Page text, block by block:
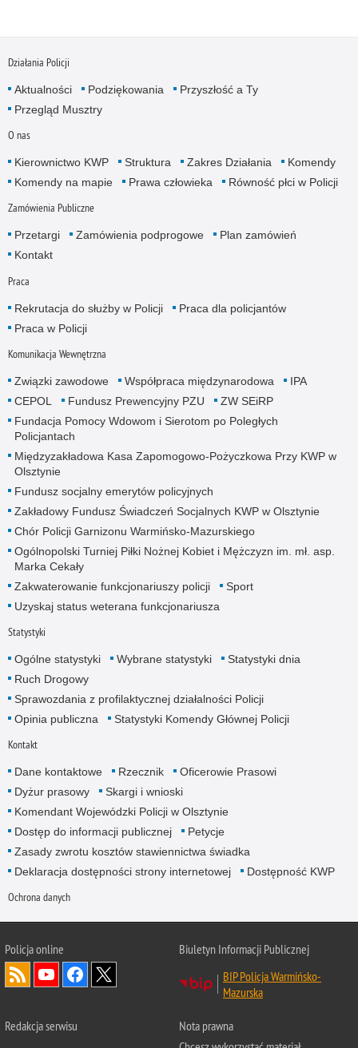
Działania Policji
Aktualności Podziękowania
Przyszłość a Ty
Przegląd Musztry
O nas
Kierownictwo KWP Struktura Zakres Działania
Komendy
Komendy na mapie
Prawa człowieka Równość płci w Policji
Zamówienia Publiczne
Przetargi Zamówienia podprogowe
Plan zamówień
Kontakt
Praca
Rekrutacja do służby w Policji
Praca dla policjantów
Praca w Policji
Komunikacja Wewnętrzna
Związki zawodowe Współpraca międzynarodowa
IPA
CEPOL
Fundusz Prewencyjny PZU
ZW SEiRP
Fundacja Pomocy Wdowom i Sierotom po Poległych
Policjantach
Międzyzakładowa Kasa Zapomogowo-Pożyczkowa Przy KWP w
Olsztynie
Fundusz socjalny emerytów policyjnych
Zakładowy Fundusz Świadczeń Socjalnych KWP w Olsztynie
Chór Policji Garnizonu Warmińsko-Mazurskiego
Ogólnopolski Turniej Piłki Nożnej Kobiet i Mężczyzn im. mł. asp.
Marka Cekały
Zakwaterowanie funkcjonariuszy policji
Sport
Uzyskaj status weterana funkcjonariusza
Statystyki
Ogólne statystyki Wybrane statystyki
Statystyki dnia
Ruch Drogowy
Sprawozdania z profilaktycznej działalności Policji
Opinia publiczna
Statystyki Komendy Głównej Policji
Kontakt
Dane kontaktowe Rzecznik
Oficerowie Prasowi
Dyżur prasowy
Skargi i wnioski
Komendant Wojewódzki Policji w Olsztynie
Dostęp do informacji publicznej
Petycje
Zasady zwrotu kosztów stawiennictwa świadka
Deklaracja dostępności strony internetowej
Dostępność KWP
Ochrona danych
Policja online
Biuletyn Informacji Publicznej
BIP Policja Warmińsko-
Mazurska
Redakcja serwisu
Nota prawna